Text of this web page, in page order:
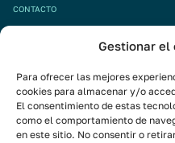
Gestionar el
Para ofrecer las mejores
cookies para almacenar y/o
El consentimiento de estas
como el comportamiento de
en este sitio. No consentir o
CONTACTO
Pide tu cita
info@mivisalud.com